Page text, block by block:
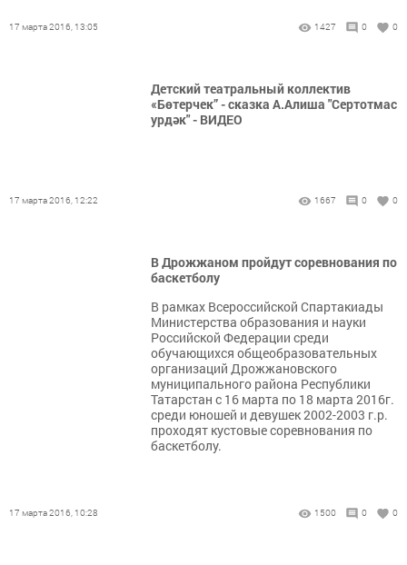
17 марта 2016, 13:05 1427 0 0
Детский театральный коллектив
«Бөтерчек” - сказка А.Алиша "Сертотмас
урдәк" - ВИДЕО
17 марта 2016, 12:22 1667 0 0
В Дрожжаном пройдут соревнования по
баскетболу
В рамках Всероссийской Спартакиады
Министерства образования и науки
Российской Федерации среди
обучающихся общеобразовательных
организаций Дрожжановского
муниципального района Республики
Татарстан с 16 марта по 18 марта 2016г.
среди юношей и девушек 2002-2003 г.р.
проходят кустовые соревнования по
баскетболу.
17 марта 2016, 10:28 1500 0 0